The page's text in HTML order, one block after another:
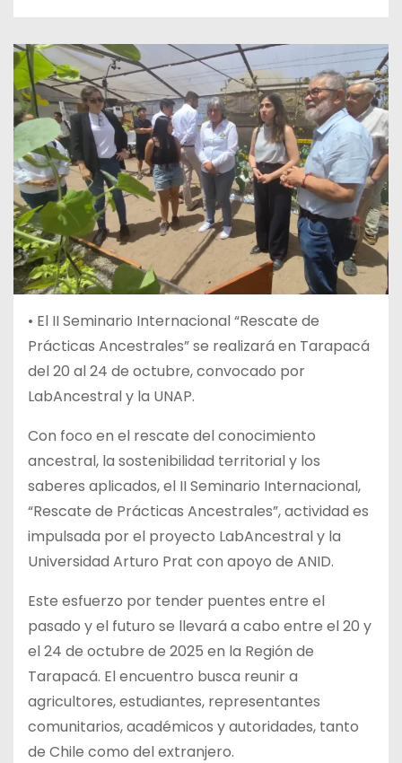
• El II Seminario Internacional “Rescate de
Prácticas Ancestrales” se realizará en Tarapacá
del 20 al 24 de octubre, convocado por
LabAncestral y la UNAP.
Con foco en el rescate del conocimiento
ancestral, la sostenibilidad territorial y los
saberes aplicados, el II Seminario Internacional,
“Rescate de Prácticas Ancestrales”, actividad es
impulsada por el proyecto LabAncestral y la
Universidad Arturo Prat con apoyo de ANID.
Este esfuerzo por tender puentes entre el
pasado y el futuro se llevará a cabo entre el 20 y
el 24 de octubre de 2025 en la Región de
Tarapacá. El encuentro busca reunir a
agricultores, estudiantes, representantes
comunitarios, académicos y autoridades, tanto
de Chile como del extranjero.